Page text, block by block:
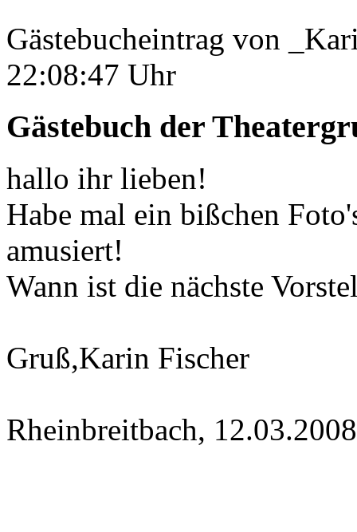
Gästebucheintrag von
22:08:47 Uhr
Gästebuch der
hallo ihr lieben!
Habe mal ein bißchen
amusiert!
Wann ist die nächste
Gruß,Karin Fischer
Rheinbreitbach,